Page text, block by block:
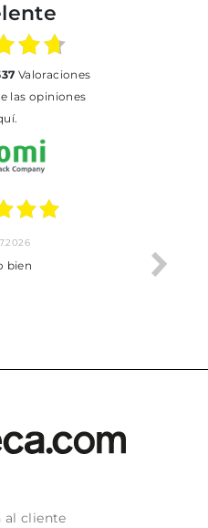
Valoraciones
bien
al cliente